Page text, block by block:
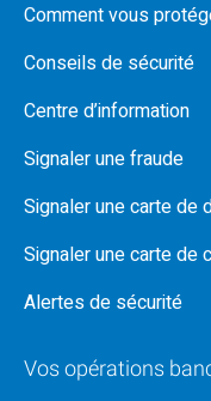
Comment vous
Conseils de sécurité
Centre d’information
Signaler une fraude
Signaler une carte de
Signaler une carte de
Alertes de sécurité
Vos opérations